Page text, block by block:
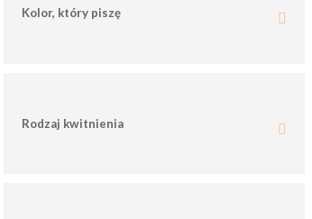
Kolor, który piszę
Rodzaj kwitnienia